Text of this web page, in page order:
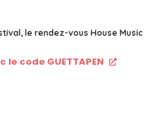
le rendez-vous House Music
le code GUETTAPEN